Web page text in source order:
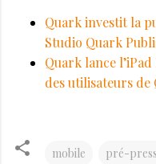
Quark investit la
Studio Quark
Quark lance
des utilisateurs de
mobile pré-